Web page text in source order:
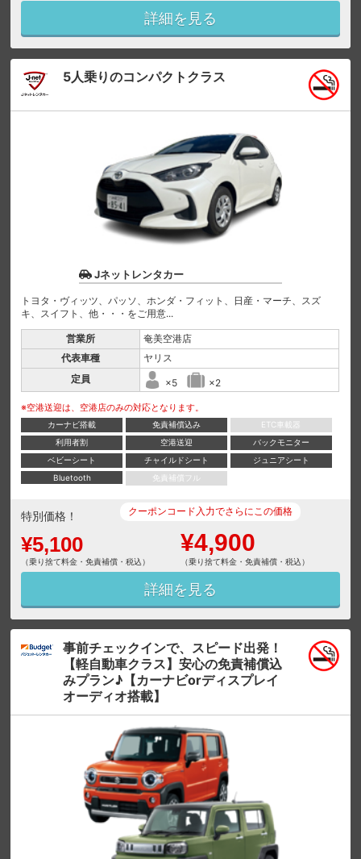
詳細を見る
5人乗りのコンパクトクラス
Jネットレンタカー
トヨタ・ヴィッツ、パッソ、ホンダ・フィット、日産・マーチ、スズ
キ、スイフト、他・・・をご用意...
営業所
奄美空港店
代表車種
ヤリス
定員
×5 ×2
※空港送迎は、空港店のみの対応となります。
カーナビ搭載 免責補償込み
ETC車載器
利用者割
空港送迎
バックモニター
ベビーシート
チャイルドシート
ジュニアシート
Bluetooth
免責補償フル
特別価格！
¥5,100
（乗り捨て料金・免責補償・税込）
クーポンコード入力でさらにこの価格
¥4,900
（乗り捨て料金・免責補償・税込）
詳細を見る
事前チェックインで、スピード出発！
【軽自動車クラス】安心の免責補償込
みプラン♪【カーナビorディスプレイ
オーディオ搭載】